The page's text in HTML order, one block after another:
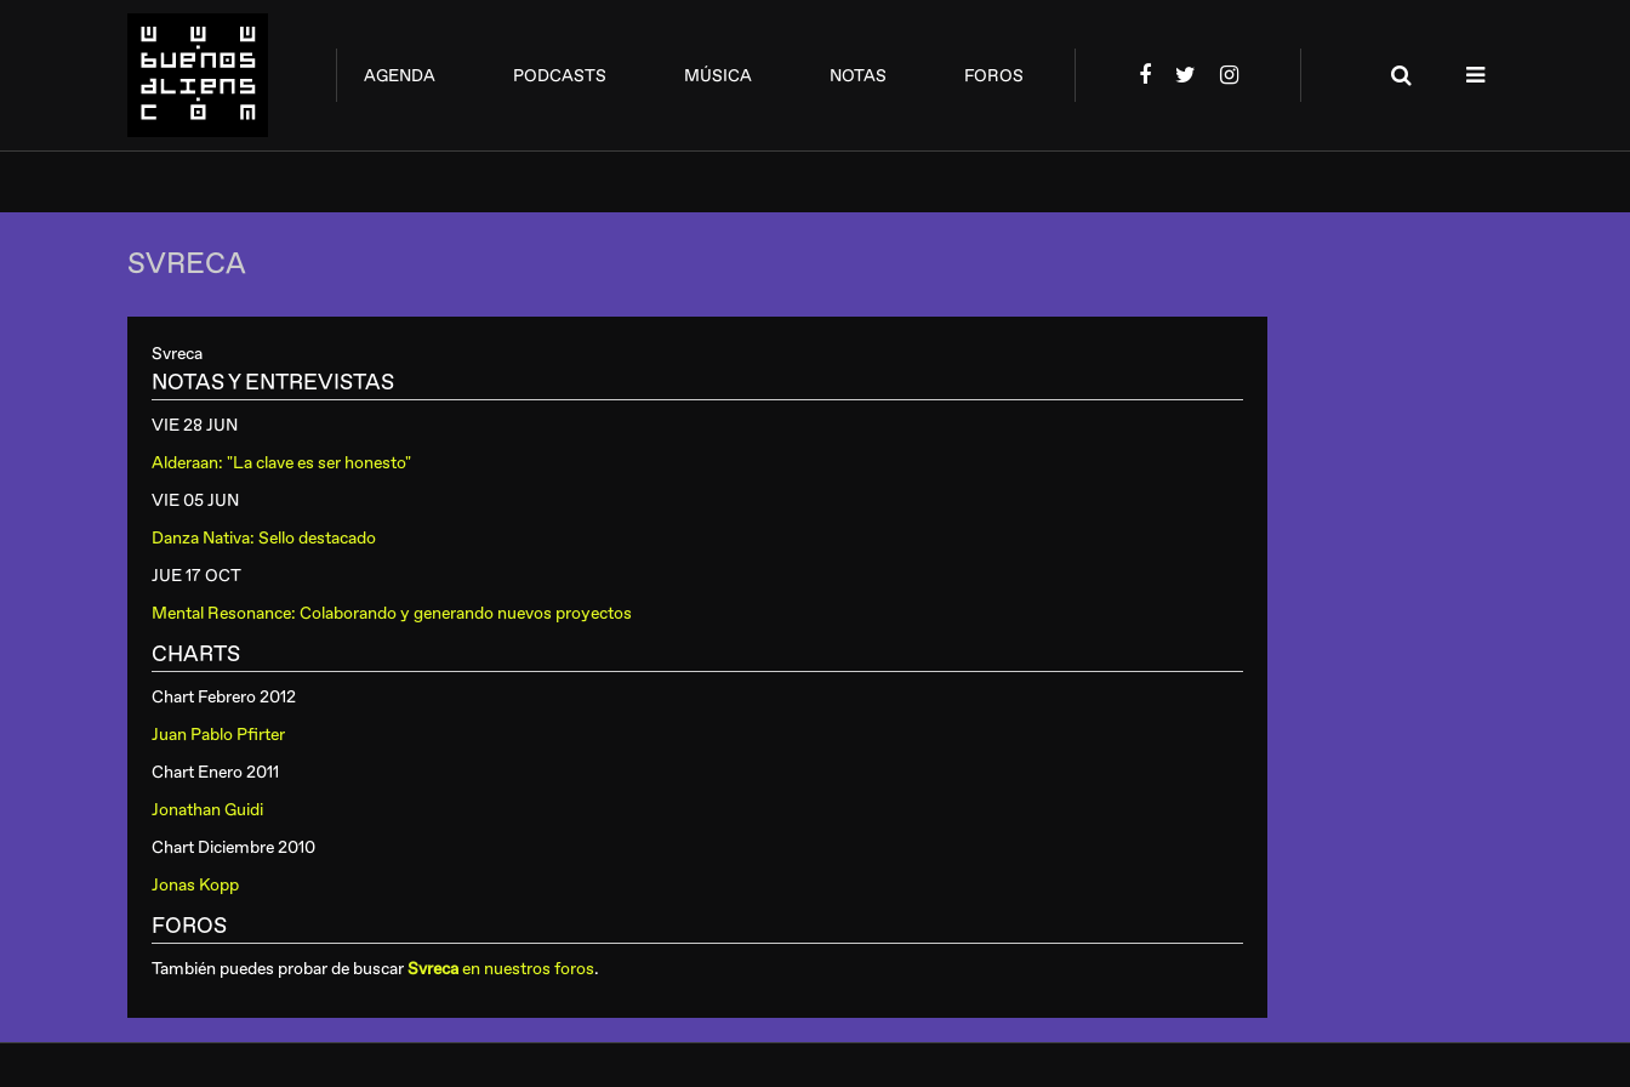
AGENDA PODCASTS MÚSICA NOTAS FOROS
SVRECA
Svreca
NOTAS Y ENTREVISTAS
VIE 28 JUN
Alderaan: "La clave es ser honesto"
VIE 05 JUN
Danza Nativa: Sello destacado
JUE 17 OCT
Mental Resonance: Colaborando y generando nuevos proyectos
CHARTS
Chart Febrero 2012
Juan Pablo Pfirter
Chart Enero 2011
Jonathan Guidi
Chart Diciembre 2010
Jonas Kopp
FOROS
También puedes probar de buscarSvrecaen nuestros foros.